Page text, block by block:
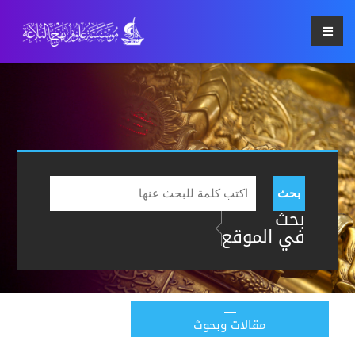
بحث
بحث
في الموقع
مقالات وبحوث